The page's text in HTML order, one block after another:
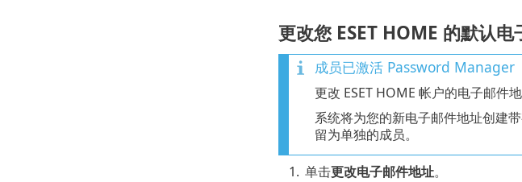
更改您 ESET HOME 的默认电
成员已激活 Password Manager
更改 ESET HOME 帐户的电子邮件
系统将为您的新电子邮件地址创建
留为单独的成员。
1. 单击更改电子邮件地址。